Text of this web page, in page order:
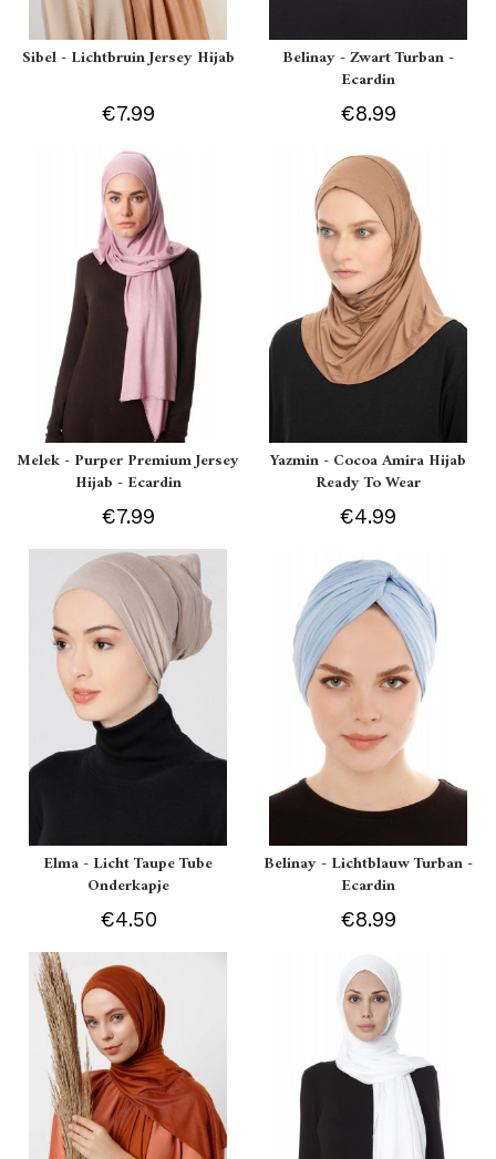
Sibel - Lichtbruin Jersey Hijab
€7.99
Belinay - Zwart Turban -
Ecardin
€8.99
Melek - Purper Premium Jersey
Hijab - Ecardin
€7.99
Yazmin - Cocoa Amira Hijab
Ready To Wear
€4.99
Elma - Licht Taupe Tube
Onderkapje
€4.50
Belinay - Lichtblauw Turban -
Ecardin
€8.99